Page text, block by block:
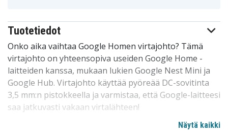
Tuotetiedot
Onko aika vaihtaa Google Homen virtajohto? Tämä
virtajohto on yhteensopiva useiden Google Home -
laitteiden kanssa, mukaan lukien Google Nest Mini ja
Google Hub. Virtajohto käyttää pyöreää DC-sovitinta
3,5 mm:n pistokkeella ja varmistaa, että Google-laitteesi
saa jatkuvasti vakaan virtalähteen!
Näytä kaikki